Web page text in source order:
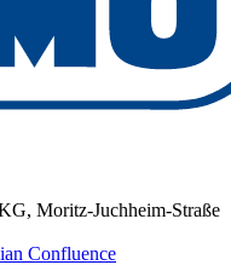
Moritz-Juchheim-Straße
Confluence